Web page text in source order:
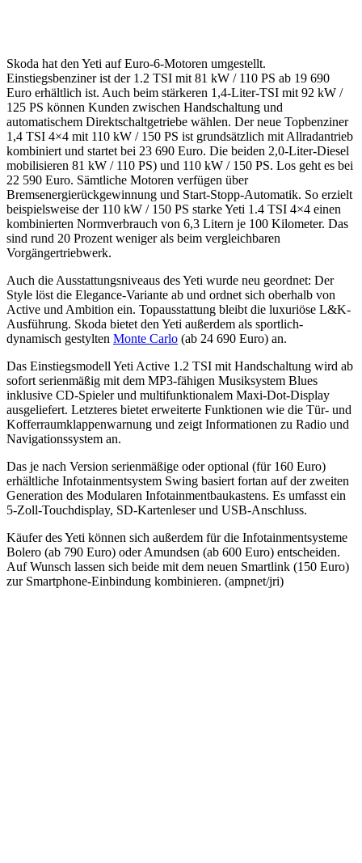
Skoda hat den Yeti auf Euro-6-Motoren umgestellt.
Einstiegsbenziner ist der 1.2 TSI mit 81 kW / 110 PS ab 19 690
Euro erhältlich ist. Auch beim stärkeren 1,4-Liter-TSI mit 92 kW /
125 PS können Kunden zwischen Handschaltung und
automatischem Direktschaltgetriebe wählen. Der neue Topbenziner
1,4 TSI 4×4 mit 110 kW / 150 PS ist grundsätzlich mit Allradantrieb
kombiniert und startet bei 23 690 Euro. Die beiden 2,0-Liter-Diesel
mobilisieren 81 kW / 110 PS) und 110 kW / 150 PS. Los geht es bei
22 590 Euro. Sämtliche Motoren verfügen über
Bremsenergierückgewinnung und Start-Stopp-Automatik. So erzielt
beispielsweise der 110 kW / 150 PS starke Yeti 1.4 TSI 4×4 einen
kombinierten Normverbrauch von 6,3 Litern je 100 Kilometer. Das
sind rund 20 Prozent weniger als beim vergleichbaren
Vorgängertriebwerk.
Auch die Ausstattungsniveaus des Yeti wurde neu geordnet: Der
Style löst die Elegance-Variante ab und ordnet sich oberhalb von
Active und Ambition ein. Topausstattung bleibt die luxuriöse L&K-
Ausführung. Skoda bietet den Yeti außerdem als sportlich-
dynamisch gestylten Monte Carlo (ab 24 690 Euro) an.
Das Einstiegsmodell Yeti Active 1.2 TSI mit Handschaltung wird ab
sofort serienmäßig mit dem MP3-fähigen Musiksystem Blues
inklusive CD-Spieler und multifunktionalem Maxi-Dot-Display
ausgeliefert. Letzteres bietet erweiterte Funktionen wie die Tür- und
Kofferraumklappenwarnung und zeigt Informationen zu Radio und
Navigationssystem an.
Das je nach Version serienmäßige oder optional (für 160 Euro)
erhältliche Infotainmentsystem Swing basiert fortan auf der zweiten
Generation des Modularen Infotainmentbaukastens. Es umfasst ein
5-Zoll-Touchdisplay, SD-Kartenleser und USB-Anschluss.
Käufer des Yeti können sich außerdem für die Infotainmentsysteme
Bolero (ab 790 Euro) oder Amundsen (ab 600 Euro) entscheiden.
Auf Wunsch lassen sich beide mit dem neuen Smartlink (150 Euro)
zur Smartphone-Einbindung kombinieren. (ampnet/jri)